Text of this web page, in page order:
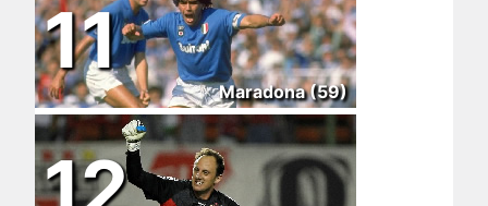
11
Maradona (59)